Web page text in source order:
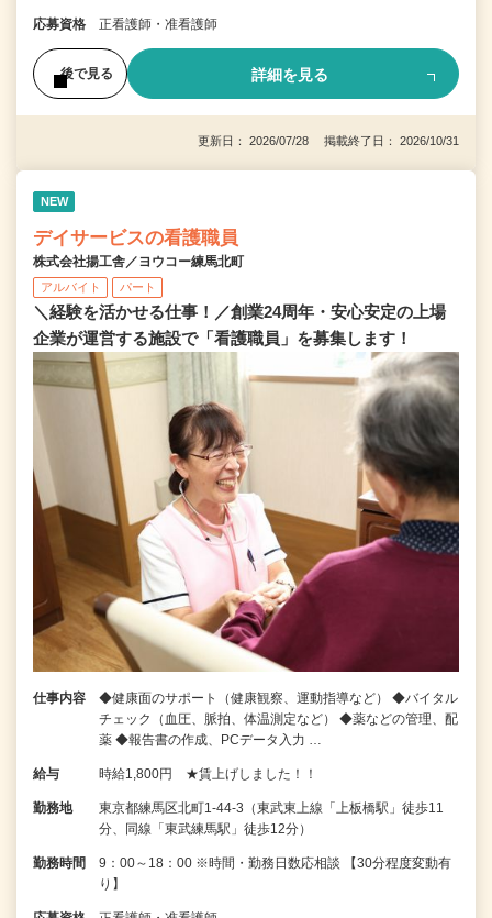
応募資格 正看護師・准看護師
後で見る 詳細を見る
更新日： 2026/07/28 掲載終了日： 2026/10/31
NEW
デイサービスの看護職員
株式会社揚工舎／ヨウコー練馬北町
アルバイト パート
＼経験を活かせる仕事！／創業24周年・安心安定の上場
企業が運営する施設で「看護職員」を募集します！
仕事内容
◆健康面のサポート（健康観察、運動指導など） ◆バイタル
チェック（血圧、脈拍、体温測定など） ◆薬などの管理、配
薬 ◆報告書の作成、PCデータ入力 …
給与 時給1,800円 ★賃上げしました！！
勤務地
東京都練馬区北町1-44-3（東武東上線「上板橋駅」徒歩11
分、同線「東武練馬駅」徒歩12分）
勤務時間
9：00～18：00 ※時間・勤務日数応相談 【30分程度変動有
り】